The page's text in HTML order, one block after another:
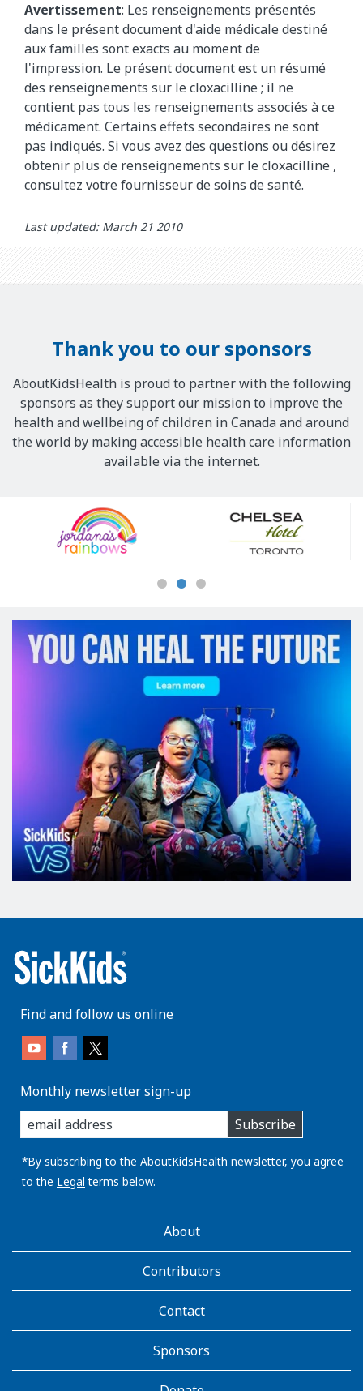
Avertissement: Les renseignements présentés
dans le présent document d'aide médicale destiné
aux familles sont exacts au moment de
l'impression. Le présent document est un résumé
des renseignements sur le cloxacilline; il ne
contient pas tous les renseignements associés à ce
médicament. Certains effets secondaires ne sont
pas indiqués. Si vous avez des questions ou désirez
obtenir plus de renseignements sur lecloxacilline ,
consultez votre fournisseur de soins de santé.
Last updated: March 21 2010
Thank you to our sponsors
AboutKidsHealth is proud to partner with the following
sponsors as they support our mission to improve the
health and wellbeing of children in Canada and around
the world by making accessible health care information
available via the internet.
Sponsors
Find and follow us online
Monthly newsletter sign-up
enter
you
email
address:
Subscribe
*By subscribing to the AboutKidsHealth newsletter, you agree
to the Legal terms below.
AboutKidsHealthAbout
Contributors
Contact
Sponsors